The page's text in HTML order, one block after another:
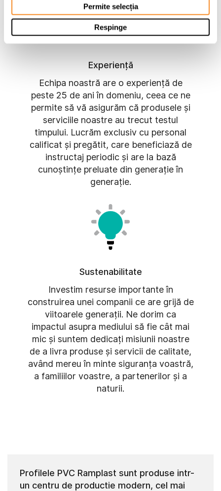
Permite selecția
Respinge
Experiență
Echipa noastră are o experiență de
peste 25 de ani în domeniu, ceea ce ne
permite să vă asigurăm că produsele și
serviciile noastre au trecut testul
timpului. Lucrăm exclusiv cu personal
calificat și pregătit, care beneficiază de
instructaj periodic și are la bază
cunoștințe preluate din generație în
generație.
Sustenabilitate
Investim resurse importante în
construirea unei companii ce are grijă de
viitoarele generații. Ne dorim ca
impactul asupra mediului să fie cât mai
mic și suntem dedicați misiunii noastre
de a livra produse și servicii de calitate,
având mereu în minte siguranța voastră,
a familiilor voastre, a partenerilor și a
naturii.
Profilele PVC Ramplast sunt produse intr-
un centru de productie modern, cel mai